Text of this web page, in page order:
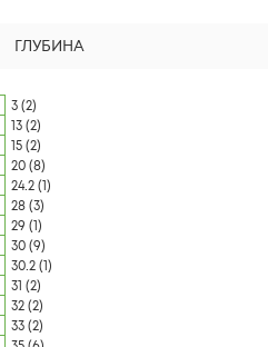
ГЛУБИНА
3 (2)
13 (2)
15 (2)
20 (8)
24.2 (1)
28 (3)
29 (1)
30 (9)
30.2 (1)
31 (2)
32 (2)
33 (2)